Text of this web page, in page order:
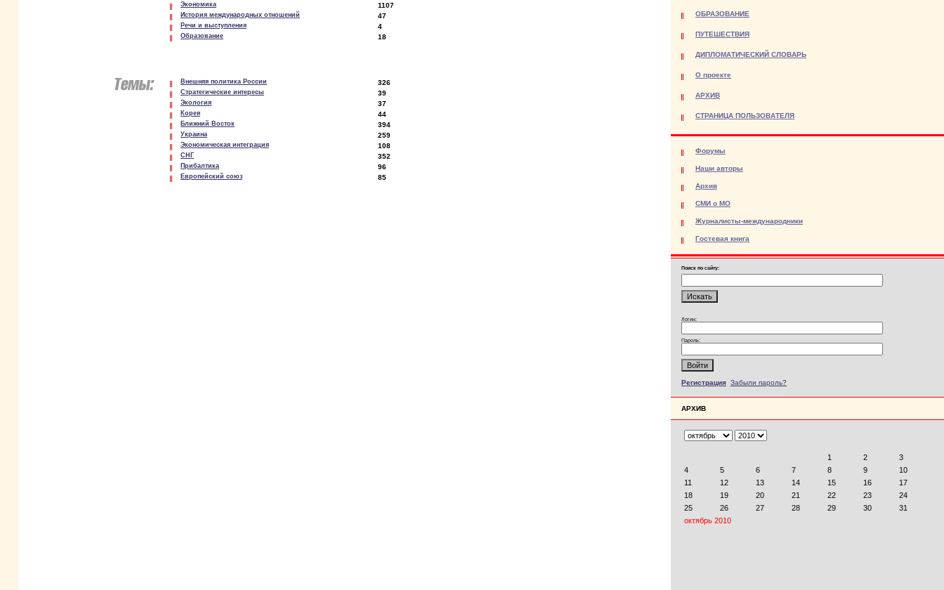
Экономика 1107
История международных отношений 47
Речи и выступления 4
Образование 18
Внешняя политика России 326
Стратегические интересы 39
Экология 37
Корея 44
Ближний Восток 394
Украина 259
Экономическая интеграция 108
СНГ 352
Прибалтика 96
Европейский союз 85
ОБРАЗОВАНИЕ
ПУТЕШЕСТВИЯ
ДИПЛОМАТИЧЕСКИЙ СЛОВАРЬ
О проекте
АРХИВ
СТРАНИЦА ПОЛЬЗОВАТЕЛЯ
Форумы
Наши авторы
Архив
СМИ о МО
Журналисты-международники
Гостевая книга
Поиск по сайту:
Логин:
Пароль:
Регистрация Забыли пароль?
АРХИВ